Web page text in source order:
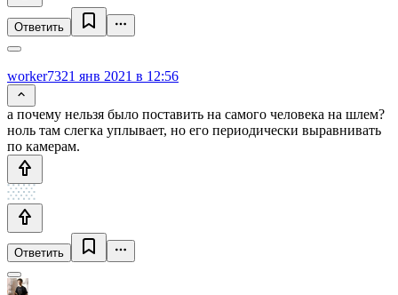
Ответить
worker7321 янв 2021 в 12:56
а почему нельзя было поставить на самого человека на шлем?
ноль там слегка уплывает, но его периодически выравнивать
по камерам.
Ответить